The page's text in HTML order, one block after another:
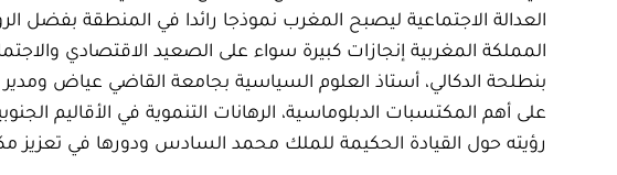
المملكة المغربية إنجازات كبيرة سواء على الصعيد الاقتصادي
بنطلحة الدكالي، أستاذ العلوم السياسية بجامعة القاضي عياض
على أهم المكتسبات الدبلوماسية، الرهانات التنموية في الأقاليم
رؤيته حول القيادة الحكيمة للملك محمد السادس ودورها في تعزيز